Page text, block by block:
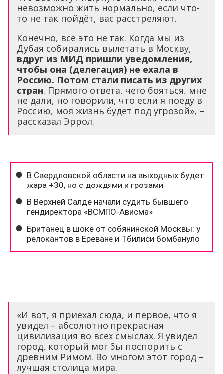
невозможно жить нормально, если что-
то не так пойдёт, вас расстреляют.
Конечно, всё это не так. Когда мы из
Дубая собирались вылетать в Москву,
вдруг из МИД пришли уведомления,
чтобы она (делегация) не ехала в
Россию. Потом стали писать из других
стран. Прямого ответа, чего бояться, мне
не дали, но говорили, что если я поеду в
Россию, моя жизнь будет под угрозой», –
рассказал Эррол.
«И вот, я приехал сюда, и первое, что я
увидел – абсолютно прекрасная
цивилизация во всех смыслах. Я увидел
город, который мог бы поспорить с
древним Римом. Во многом этот город –
лучшая столица мира.